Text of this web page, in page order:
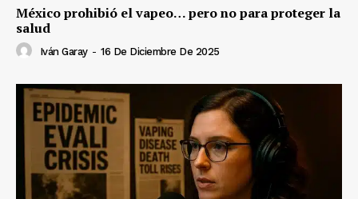
México prohibió el vapeo… pero no para proteger la
salud
Iván Garay - 16 De Diciembre De 2025